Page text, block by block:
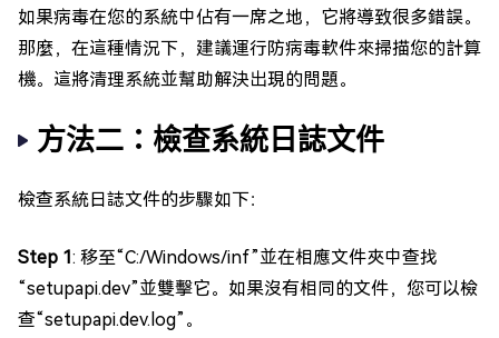
如果病毒在您的系統中佔有一席之地，它將導致很多錯誤。
那麼，在這種情況下，建議運行防病毒軟件來掃描您的計算
機。這將清理系統並幫助解決出現的問題。
方法二：檢查系統日誌文件
檢查系統日誌文件的步驟如下：
Step 1 : 移至“C:/Windows/inf”並在相應文件夾中查找
“setupapi.dev”並雙擊它。如果沒有相同的文件，您可以檢
查“setupapi.dev.log”。